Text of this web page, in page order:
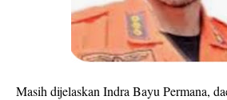
Masih dijelaskan Indra Bayu Permana,